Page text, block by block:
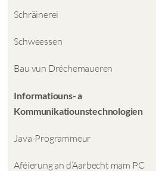
Schräinerei
Schweessen
Bau vun Dréchemaueren
Informatiouns- a
Kommunikatiounstechnologien
Java-Programmeur
Aféierung an d’Aarbecht mam PC